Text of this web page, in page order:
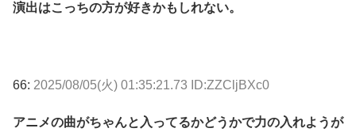
演出はこっちの方が好きかもしれない。
66: 2025/08/05(火) 01:35:21.73 ID:ZZCljBXc0
アニメの曲がちゃんと入ってるかどうかで力の入れようが